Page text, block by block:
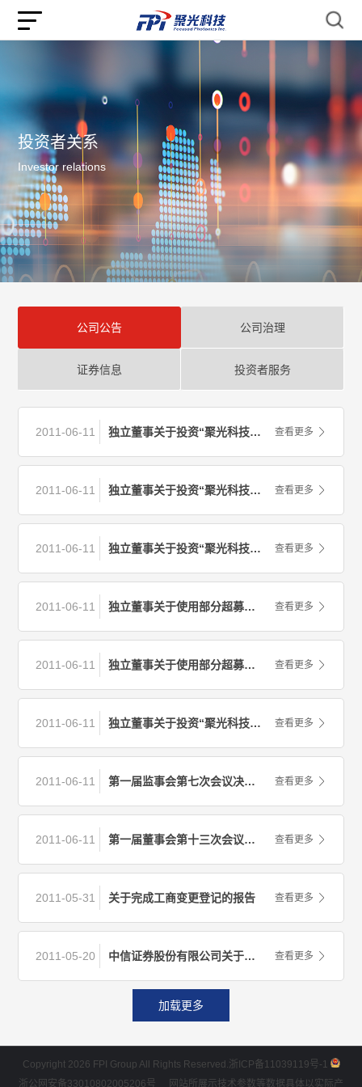
投资者关系
Investor relations
公司公告 公司治理
证券信息 投资者服务
2011-06-11 独立董事关于投资“聚光科技物联网产业化基地建设项目”的议案的意见（史晋川） 查看更多
2011-06-11 独立董事关于投资“聚光科技物联网产业化基地建设项目”的议案的意见（孙优贤） 查看更多
2011-06-11 独立董事关于投资“聚光科技物联网产业化基地建设项目”的议案的意见（汪力成） 查看更多
2011-06-11 独立董事关于使用部分超募资金永久补充流动资金的议案的意见（汪力成） 查看更多
2011-06-11 独立董事关于使用部分超募资金永久补充流动资金的议案的意见（潘亚岚） 查看更多
2011-06-11 独立董事关于投资“聚光科技物联网产业化基地建设项目”的议案的意见（潘亚岚） 查看更多
2011-06-11 第一届监事会第七次会议决议公告 查看更多
2011-06-11 第一届董事会第十三次会议决议公告 查看更多
2011-05-31 关于完成工商变更登记的报告 查看更多
2011-05-20 中信证券股份有限公司关于公司以募集资金置换预先已投入募投项目的自筹资金及使用部分闲置募集资金暂时补充流动资金的核查意见 查看更多
加载更多
Copyright 2026 FPI Group All Rights Reserved. 浙ICP备11039119号-1
浙公网安备33010802005206号
网站所展示技术参数等数据具体以实际产